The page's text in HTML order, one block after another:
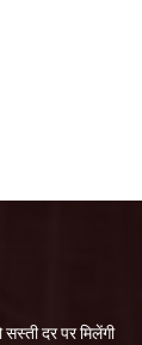
दर पर मिलेंगी